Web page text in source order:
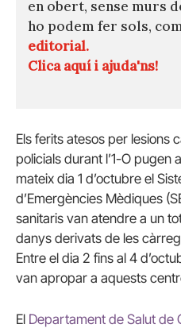
en obert, sense murs
ho podem fer sols,
editorial.
Clica aquí i ajuda'ns!
Els ferits atesos per lesions
policials durant l’1-O pugen
mateix dia 1 d’octubre el
d’Emergències Mèdiques
sanitaris van atendre a un
danys derivats de les
Entre el dia 2 fins al 4
van apropar a aquests
El Departament de Salut de